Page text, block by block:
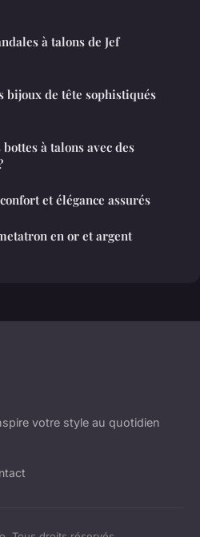
à talons de Jef
bijoux de tête sophistiqués
à talons avec des
et élégance assurés
en or et argent
votre style au quotidien